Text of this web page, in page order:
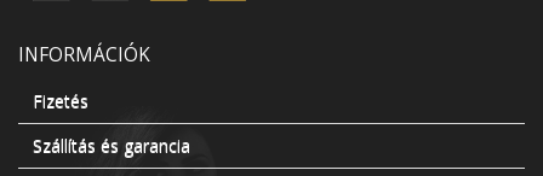
INFORMÁCIÓK
Fizetés
Szállítás és garancia